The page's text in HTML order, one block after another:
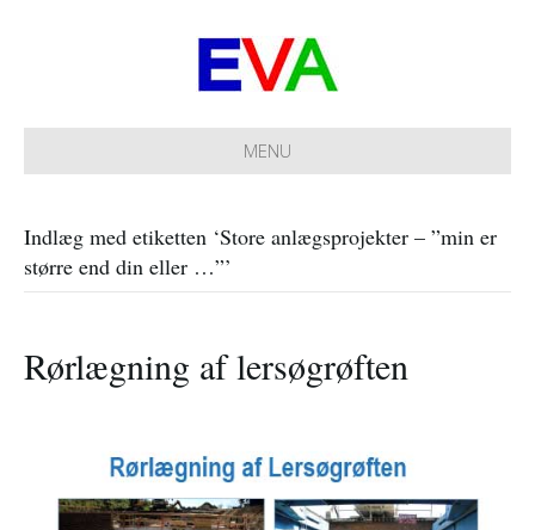
MENU
Indlæg med etiketten ‘Store anlægsprojekter – ”min er
større end din eller …”’
Rørlægning af lersøgrøften